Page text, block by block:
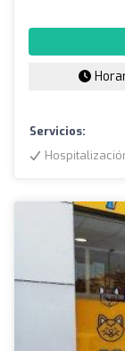
Servicios: